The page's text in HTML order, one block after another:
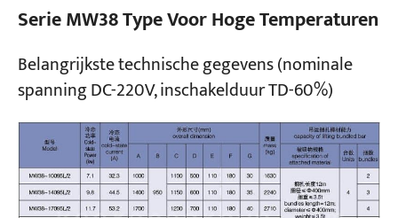
Serie MW38 Type Voor Hoge Temperaturen
Belangrijkste technische gegevens (nominale
spanning DC-220V, inschakelduur TD-60%)